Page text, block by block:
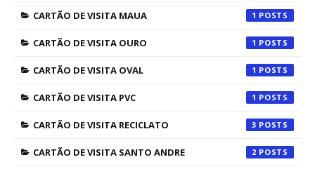
CARTÃO DE VISITA MAUA 1
CARTÃO DE VISITA OURO 1
CARTÃO DE VISITA OVAL 1
CARTÃO DE VISITA PVC 1
CARTÃO DE VISITA RECICLATO 3
CARTÃO DE VISITA SANTO ANDRE 2